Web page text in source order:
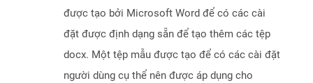
được tạo bởi Microsoft Word để có các cài
đặt được định dạng sẵn để tạo thêm các tệp
docx. Một tệp mẫu được tạo để có các cài đặt
người dùng cụ thể nên được áp dụng cho